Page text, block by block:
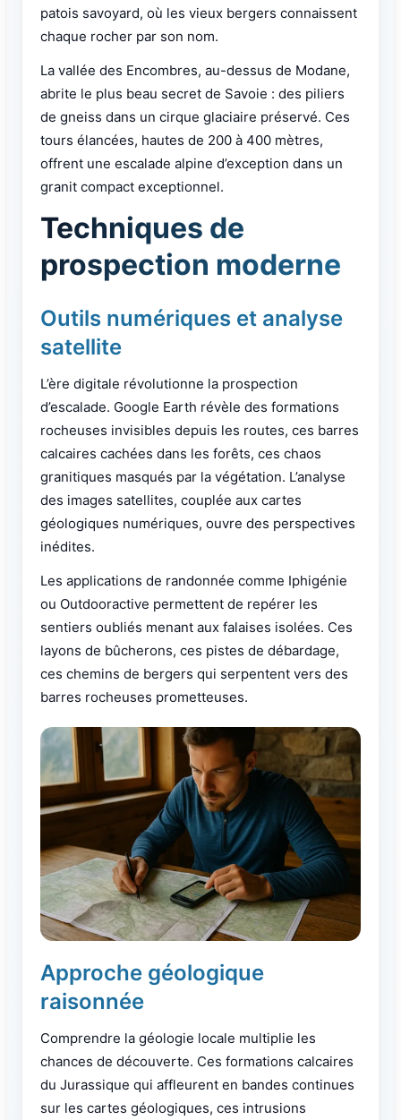
patois savoyard, où les vieux bergers connaissent
chaque rocher par son nom.
La vallée des Encombres, au-dessus de Modane,
abrite le plus beau secret de Savoie : des piliers
de gneiss dans un cirque glaciaire préservé. Ces
tours élancées, hautes de 200 à 400 mètres,
offrent une escalade alpine d’exception dans un
granit compact exceptionnel.
Techniques de
prospection moderne
Outils numériques et analyse
satellite
L’ère digitale révolutionne la prospection
d’escalade. Google Earth révèle des formations
rocheuses invisibles depuis les routes, ces barres
calcaires cachées dans les forêts, ces chaos
granitiques masqués par la végétation. L’analyse
des images satellites, couplée aux cartes
géologiques numériques, ouvre des perspectives
inédites.
Les applications de randonnée comme Iphigénie
ou Outdooractive permettent de repérer les
sentiers oubliés menant aux falaises isolées. Ces
layons de bûcherons, ces pistes de débardage,
ces chemins de bergers qui serpentent vers des
barres rocheuses prometteuses.
Approche géologique
raisonnée
Comprendre la géologie locale multiplie les
chances de découverte. Ces formations calcaires
du Jurassique qui affleurent en bandes continues
sur les cartes géologiques, ces intrusions